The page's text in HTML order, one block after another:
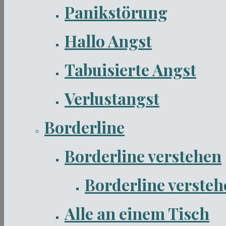
Panikstörung
Hallo Angst
Tabuisierte Angst
Verlustangst
Borderline
Borderline verstehen
Borderline
Alle an einem Tisch